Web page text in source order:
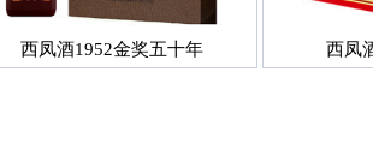
西凤酒1952金奖五十年 西凤